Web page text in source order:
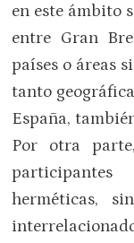
en este ámbito
entre Gran
países o áreas
tanto
España,
Por otra
herméticas,